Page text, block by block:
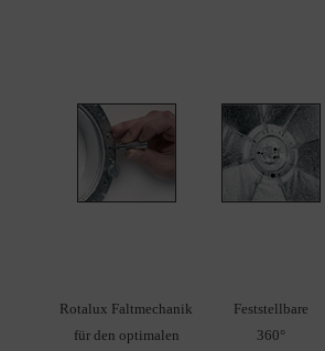
Rotalux Faltmechanik
für den optimalen
Feststellbare
360°